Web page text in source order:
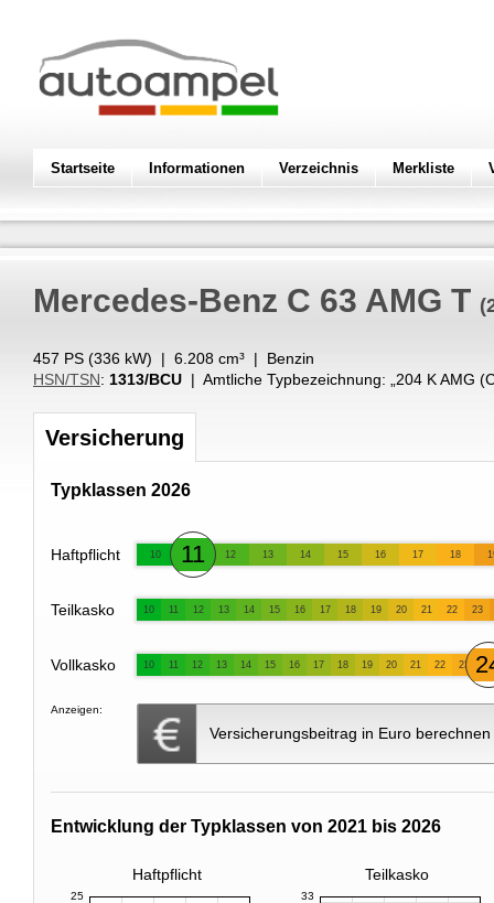
Startseite Informationen Verzeichnis Merkliste
Mercedes-Benz C 63 AMG T
457 PS (336 kW) | 6.208 cm³ | Benzin
HSN/TSN: 1313/BCU | Amtliche Typbezeichnung: „ 204 K AMG
Versicherung
Typklassen 2026
Haftpflicht 10 11 12 13 14 15 16 17 18
Teilkasko 10 11 12 13 14 15 16 17 18 19 20 21 22 23
Vollkasko 10 11 12 13 14 15 16 17 18 19 20 21 22 23
Anzeigen:
Versicherungsbeitrag in Euro berechnen
Entwicklung der Typklassen von 2021 bis 2026
Haftpflicht Teilkasko
25 33